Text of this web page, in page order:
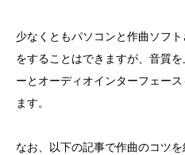
少なくともパソコンと作曲ソフ
をすることはできますが、音質
ーとオーディオインターフェー
ます。
なお、以下の記事で作曲のコツ